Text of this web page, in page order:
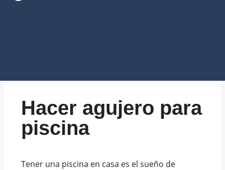
Hacer agujero para
piscina
Tener una piscina en casa es el sueño de